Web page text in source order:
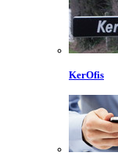
KerOfis